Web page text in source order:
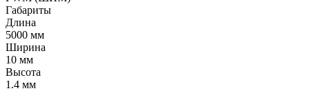
Габариты
Длина
5000 мм
Ширина
10 мм
Высота
1.4 мм